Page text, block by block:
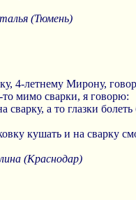
(Тюмень)
4-летнему Мирону,
мимо сварки, я говорю:
сварку, а то глазки болеть
кушать и на сварку
(Краснодар)